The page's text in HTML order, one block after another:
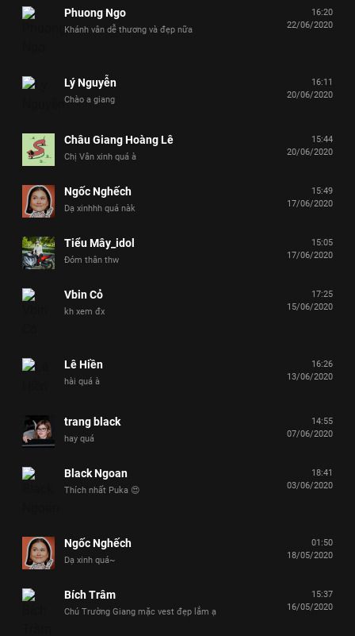
Phuong Ngo
Khánh vân dễ thương và đẹp nữa
16:20
22/06/2020
Lý Nguyễn
Chào a giang
16:11
20/06/2020
Châu Giang Hoàng Lê
Chị Vân xinh quá à
15:44
20/06/2020
Ngốc Nghếch
Dạ xinhhh quá nàk
15:49
17/06/2020
Tiểu Mây_idol
Đóm thân thw
15:05
17/06/2020
Vbin Cỏ
kh xem đx
17:25
15/06/2020
Lê Hiền
hài quá à
16:26
13/06/2020
trang black
hay quá
14:55
07/06/2020
Black Ngoan
Thích nhất Puka 😍
18:41
03/06/2020
Ngốc Nghếch
Dạ xinh quá~
01:50
18/05/2020
Bích Trâm
Chú Trường Giang mặc vest đẹp lắm ạ
15:37
16/05/2020